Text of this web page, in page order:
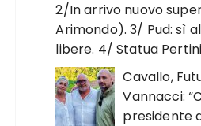
2/In arrivo nuovo
Arimondo). 3/ Pud: sì
libere. 4/ Statua
Cavallo,
Vannacci:
presidente